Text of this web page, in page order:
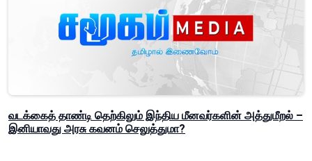
வடக்கைத் தாண்டி தெற்கிலும் இந்திய மீனவர்களின் அத்துமீறல் –
இனியாவது அரசு கவனம் செலுத்துமா?